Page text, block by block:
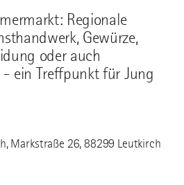
Regionale
Gewürze,
oder auch
- ein Treffpunkt für Jung
Markstraße 26, 88299 Leutkirch